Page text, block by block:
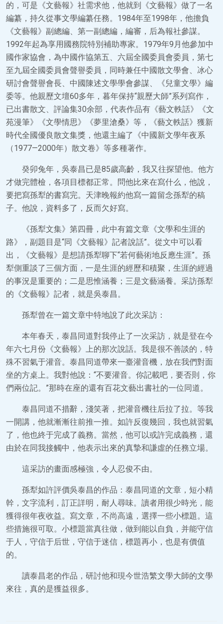
的，可是《文藝報》社需求他，他就到《文藝報》做了一名
編纂，持久從事文學編纂任務。1984年至1998年，他擔負
《文藝報》副總編、第一副總編，編審，后為報社參謀。
1992年起為享用國務院特別補助專家。1979年9月他參加中
國作家協會，為中國作協第五、六屆全國委員會委員，第七
至九屆全國委員會聲譽委員，同時兼任中國散文學會、冰心
研討會聲譽會長、中國陳述文學學會參謀、《兒童文學》編
委等。他親歷文壇60多年，暮年保持“親歷大師”系列寫作，
已出書散文、評論集30余部，代表作品有《藝文軼話》《文
苑漫筆》《文學情思》《夢里滄桑》等，《藝文軼話》獲新
時代全國優良散文集獎，他還主編了《中國新文學年夜系
（1977—2000年）散文卷》等多種著作。
癸卯兔年，吳泰昌已是85歲高齡，我又往探望他。他方
才做完體檢，各項目標都正常。問他比來在寫什么，他說，
要把寫孫犁的書寫完。天津晚報約他寫一篇留念孫犁的稿
子。他說，資料多了，反而欠好寫。
《孫犁文集》第四冊，此中有篇文章《文學和生涯的
路》，副題目是“同《文藝報》記者說話”。從文中可以看
出，《文藝報》是想請孫犁聊下“若何藝術地反應生涯”。孫
犁側重談了三個方面，一是生涯的經歷和積聚，生涯的經過
的事況是重要的；二是思惟涵養；三是文藝涵養。采訪孫犁
的《文藝報》記者，就是吳泰昌。
孫犁曾在一篇文章中特地說了此次采訪：
本年春天，泰昌同道對我停止了一次采訪，就是登在今
年六七月份《文藝報》上的那次說話。我是很不善談的，特
殊不習氣于灌音。泰昌同道帶來一臺灌音機，放在我們對面
坐的方桌上。我對他說：“不要灌音。你記載吧，要否則，你
們兩位記。”那時在座的還有百花文藝出書社的一位同道。
泰昌同道不措辭，淺笑著，把灌音機往后拉了拉。等我
一開講，他就漸漸往前推一推。如許反復幾回，我也就習氣
了，他也終于完成了義務。當然，他可以或許完成義務，還
由於在同我接觸中，他表示出來的真摯和謙虛的任務立場。
這采訪的畫面感極強，令人忍俊不由。
孫犁如許評價吳泰昌的作品：泰昌同道的文章，短小精
幹，文字流利，訂正詳明，耐人尋味。讀者用很少時光，能
獲得很年夜收益。寫文章，不尚高遠，選擇一些小標題。這
些措施很可取。小標題當真往做，做到能以自負，并能守信
于人，守信于后世，守信于迷信，標題再小，也是有價值
的。
讀泰昌老的作品，研討他和現今世浩繁文學大師的文學
來往，真的是獲益很多。